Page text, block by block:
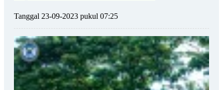
Tanggal 23-09-2023 pukul 07:25